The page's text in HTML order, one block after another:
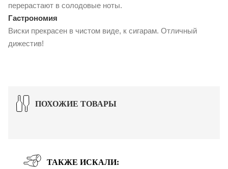
перерастают в солодовые ноты.
Гастрономия
Виски прекрасен в чистом виде, к сигарам. Отличный
дижестив!
ПОХОЖИЕ ТОВАРЫ
ТАКЖЕ ИСКАЛИ: